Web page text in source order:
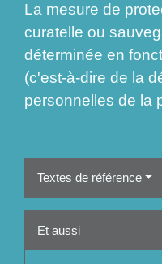
La mesure de
curatelle ou
déterminée en
(c'est-à-dire de la
personnelles de la
Textes de référence
Et aussi